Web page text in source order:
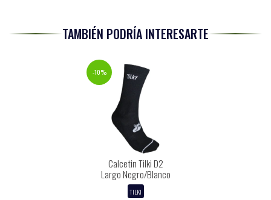
TAMBIÉN PODRÍA INTERESARTE
-10%
Calcetin Tilki D2
Largo Negro/Blanco
TILKI